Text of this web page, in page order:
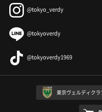
@tokyo_verdy
@tokyoverdy
@tokyoverdy1969
東京ヴェルディクラ